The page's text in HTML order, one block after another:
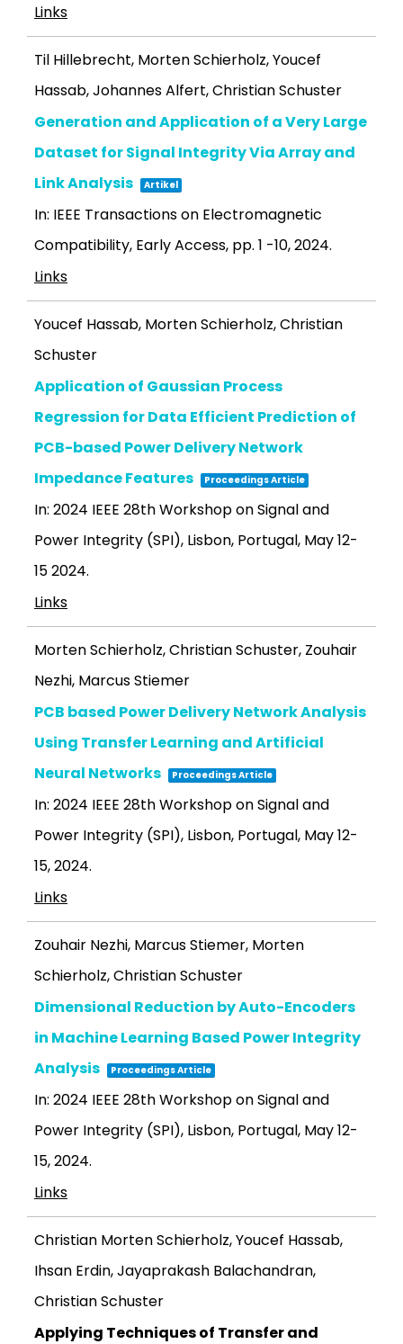
Links
Til Hillebrecht, Morten Schierholz, Youcef
Hassab, Johannes Alfert, Christian Schuster
Generation and Application of a Very Large
Dataset for Signal Integrity Via Array and
Link Analysis
Artikel
In: IEEE Transactions on Electromagnetic
Compatibility, Early Access, pp. 1 -10,2024.
Links
Youcef Hassab, Morten Schierholz, Christian
Schuster
Application of Gaussian Process
Regression for Data Efficient Prediction of
PCB-based Power Delivery Network
Impedance Features
Proceedings Article
In: 2024 IEEE 28th Workshop on Signal and
Power Integrity (SPI), Lisbon, Portugal, May 12-
152024.
Links
Morten Schierholz, Christian Schuster, Zouhair
Nezhi, Marcus Stiemer
PCB based Power Delivery Network Analysis
Using Transfer Learning and Artificial
Neural Networks
Proceedings Article
In: 2024 IEEE 28th Workshop on Signal and
Power Integrity (SPI), Lisbon, Portugal, May 12-
15,2024.
Links
Zouhair Nezhi, Marcus Stiemer, Morten
Schierholz, Christian Schuster
Dimensional Reduction by Auto-Encoders
in Machine Learning Based Power Integrity
Analysis
Proceedings Article
In: 2024 IEEE 28th Workshop on Signal and
Power Integrity (SPI), Lisbon, Portugal, May 12-
15,2024.
Links
Christian Morten Schierholz, Youcef Hassab,
Ihsan Erdin, Jayaprakash Balachandran,
Christian Schuster
Applying Techniques of Transfer and